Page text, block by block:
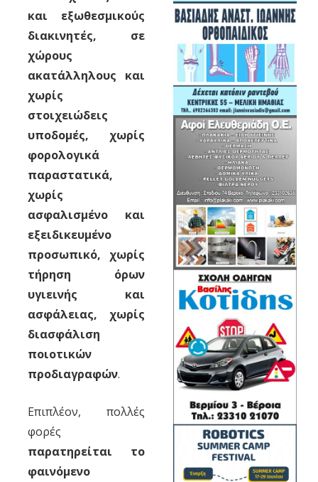
και εξωθεσμικούς
διακινητές, σε
χώρους
ακατάλληλους και
χωρίς
στοιχειώδεις
υποδομές, χωρίς
φορολογικά
παραστατικά,
χωρίς
ασφαλισμένο και
εξειδικευμένο
προσωπικό, χωρίς
τήρηση όρων
υγιεινής και
ασφάλειας, χωρίς
διασφάλιση
ποιοτικών
προδιαγραφών.
Επιπλέον, πολλές
φορές
παρατηρείται το
φαινόμενο